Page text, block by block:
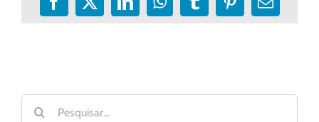
Facebook
X LinkedInWhatsApp
TumblrPinterest
E-
Buscar
resultados